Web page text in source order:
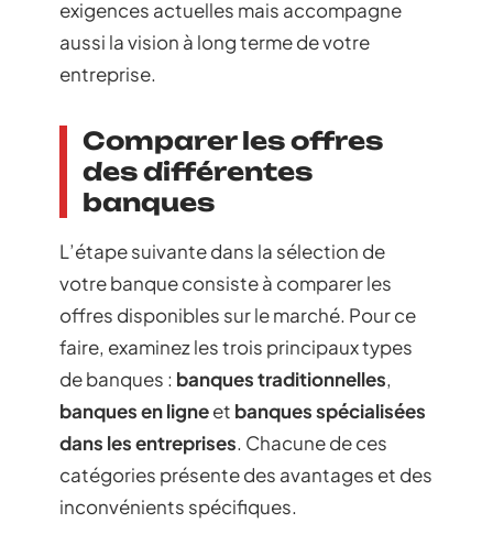
exigences actuelles mais accompagne
aussi la vision à long terme de votre
entreprise.
Comparer les offres
des différentes
banques
L’étape suivante dans la sélection de
votre banque consiste à comparer les
offres disponibles sur le marché. Pour ce
faire, examinez les trois principaux types
de banques : banques traditionnelles,
banques en ligneet banques spécialisées
dans les entreprises. Chacune de ces
catégories présente des avantages et des
inconvénients spécifiques.